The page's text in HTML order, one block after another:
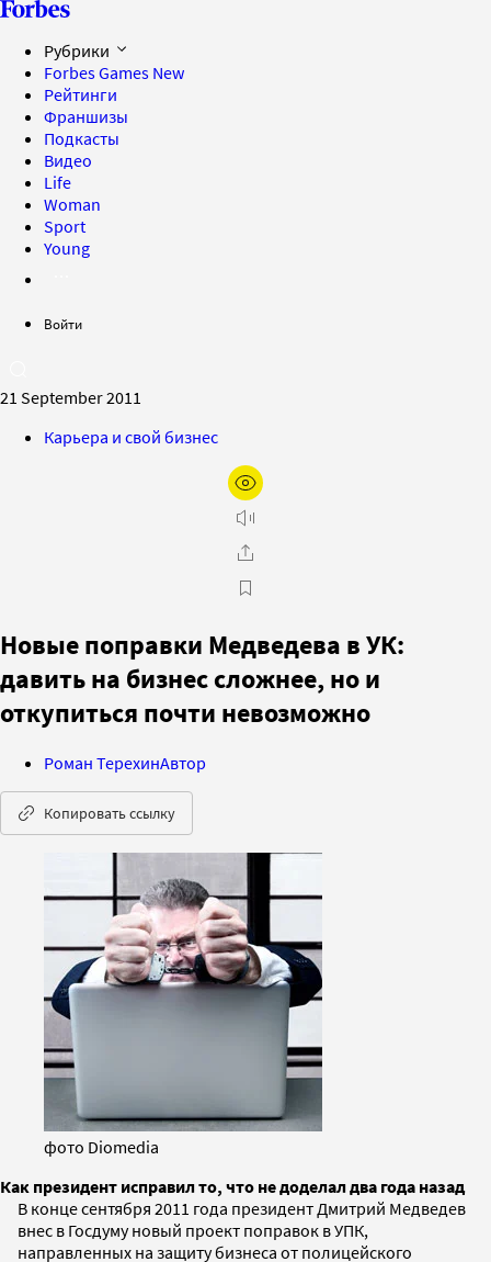
Рубрики
Forbes Games New
Рейтинги
Франшизы
Подкасты
Видео
Life
Woman
Sport
Young
Войти
21 September 2011
Карьера и свой бизнес
Новые поправки Медведева в УК:
давить на бизнес сложнее, но и
откупиться почти невозможно
Роман ТерехинАвтор
Копировать ссылку
фото Diomedia
Как президент исправил то, что не доделал два года назад
В конце сентября 2011 года президент Дмитрий Медведев
внес в Госдуму новый проект поправок в УПК,
направленных на защиту бизнеса от полицейского